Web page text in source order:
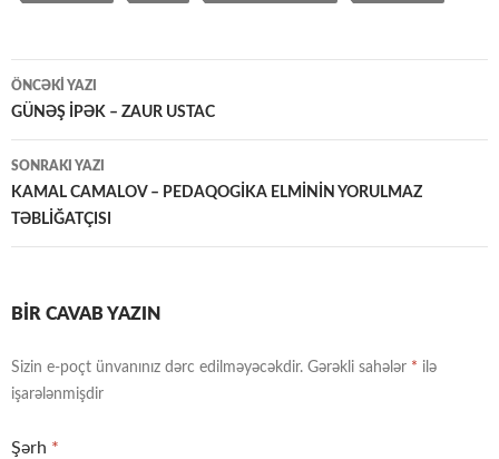
Yazılar
üzrə
naviqasiya
ÖNCƏKI YAZI
GÜNƏŞ İPƏK – ZAUR USTAC
SONRAKI YAZI
KAMAL CAMALOV – PEDAQOGİKA ELMİNİN YORULMAZ
TƏBLİĞATÇISI
BIR CAVAB YAZIN
Sizin e-poçt ünvanınız dərc edilməyəcəkdir. Gərəkli sahələr * ilə
işarələnmişdir
Şərh *